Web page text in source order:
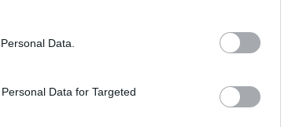
Data.
Data for Targeted
Meis door de jaren heen
appartement
Marcos
bij Ajax: 'Hier